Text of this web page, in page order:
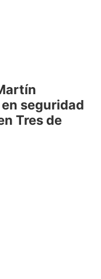
seguridad
Tres de